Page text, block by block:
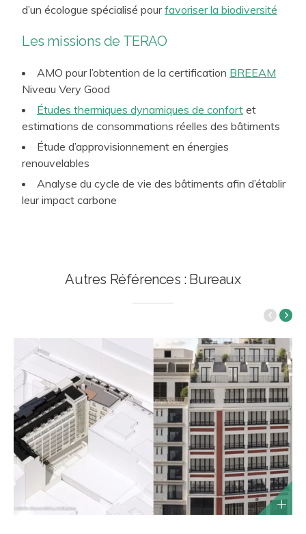
d’un écologue spécialisé pourfavoriser la biodiversité
Les missions de TERAO
AMO pour l’obtention de la certification BREEAM
Niveau Very Good
Études thermiques dynamiques de confort et
estimations de consommations réelles des bâtiments
Étude d’approvisionnement en énergies
renouvelables
Analyse du cycle de vie des bâtiments afin d’établir
leur impact carbone
Autres Références : Bureaux